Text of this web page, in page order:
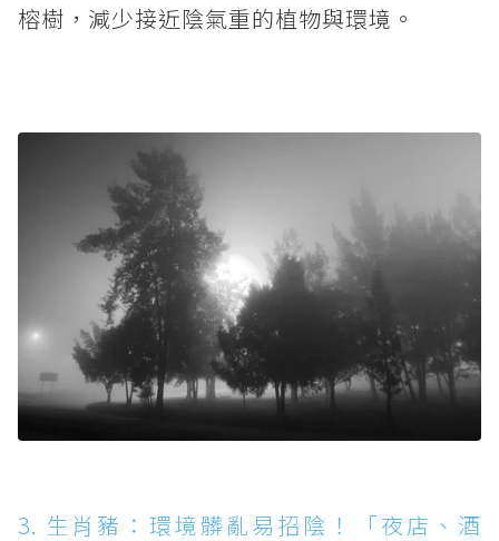
榕樹，減少接近陰氣重的植物與環境。
3. 生肖豬：環境髒亂易招陰！「夜店、酒